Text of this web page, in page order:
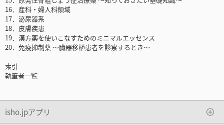
16．産科・婦人科領域
17．泌尿器系
18．皮膚疾患
19．漢方薬を使いこなすためのミニマルエッセンス
20．免疫抑制薬 ～臓器移植患者を診察するとき～
索引
執筆者一覧
isho.jpアプリ